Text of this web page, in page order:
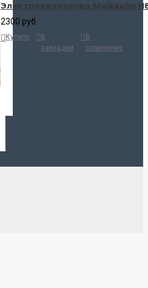
Электровелосипед Maikaolin
2300 руб.
Купить
В
закладки
В
сравнение